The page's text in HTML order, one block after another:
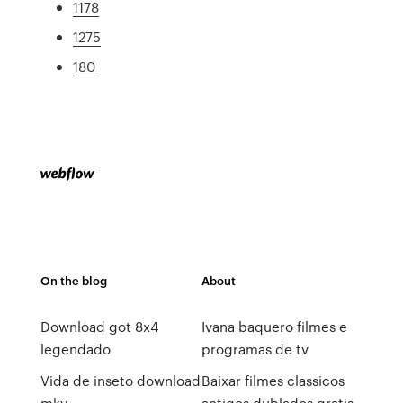
1178
1275
180
On the blog
Download got 8x4
legendado
Vida de inseto download
About
Ivana baquero filmes e
programas de tv
Baixar filmes classicos